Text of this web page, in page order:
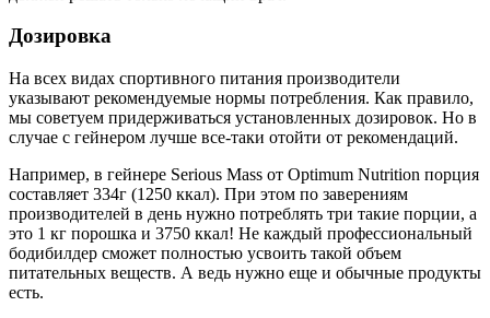
Дозировка
На всех видах спортивного питания производители
указывают рекомендуемые нормы потребления. Как правило,
мы советуем придерживаться установленных дозировок. Но в
случае с гейнером лучше все-таки отойти от рекомендаций.
Например, в гейнере Serious Mass от Optimum Nutrition порция
составляет 334г (1250 ккал). При этом по заверениям
производителей в день нужно потреблять три такие порции, а
это 1 кг порошка и 3750 ккал! Не каждый профессиональный
бодибилдер сможет полностью усвоить такой объем
питательных веществ. А ведь нужно еще и обычные продукты
есть.